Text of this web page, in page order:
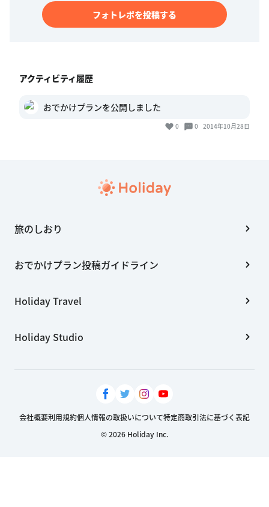
フォトレポを投稿する
アクティビティ履歴
おでかけプランを公開しました
0 0 2014年10月28日
旅のしおり
おでかけプラン投稿ガイドライン
Holiday Travel
Holiday Studio
会社概要利用規約個人情報の取扱いについて特定商取引法に基づく表記
© 2026 Holiday Inc.